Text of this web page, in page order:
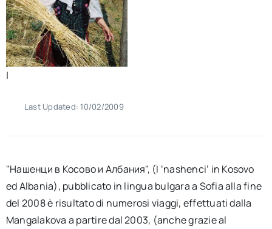
|
Last Updated: 10/02/2009
"Нашенци в Косово и Албания", (I ‘nashenci’ in Kosovo
ed Albania), pubblicato in lingua bulgara a Sofia alla fine
del 2008 è risultato di numerosi viaggi, effettuati dalla
Mangalakova a partire dal 2003, (anche grazie al